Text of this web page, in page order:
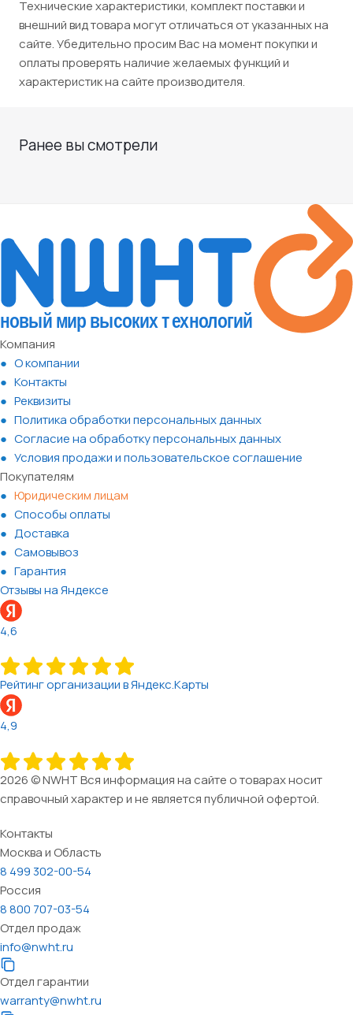
Технические характеристики, комплект поставки и
внешний вид товара могут отличаться от указанных на
сайте. Убедительно просим Вас на момент покупки и
оплаты проверять наличие желаемых функций и
характеристик на сайте производителя.
Ранее вы смотрели
Компания
О компании
Контакты
Реквизиты
Политика обработки персональных данных
Согласие на обработку персональных данных
Условия продажи и пользовательское соглашение
Покупателям
Юридическим лицам
Способы оплаты
Доставка
Самовывоз
Гарантия
Отзывы на Яндексе
4,6
Рейтинг организации в Яндекс.Карты
4,9
2026 © NWHT Вся информация на сайте о товарах носит
справочный характер и не является публичной офертой.
Контакты
Москва и Область
8 499 302-00-54
Россия
8 800 707-03-54
Отдел продаж
info@nwht.ru
Отдел гарантии
warranty@nwht.ru